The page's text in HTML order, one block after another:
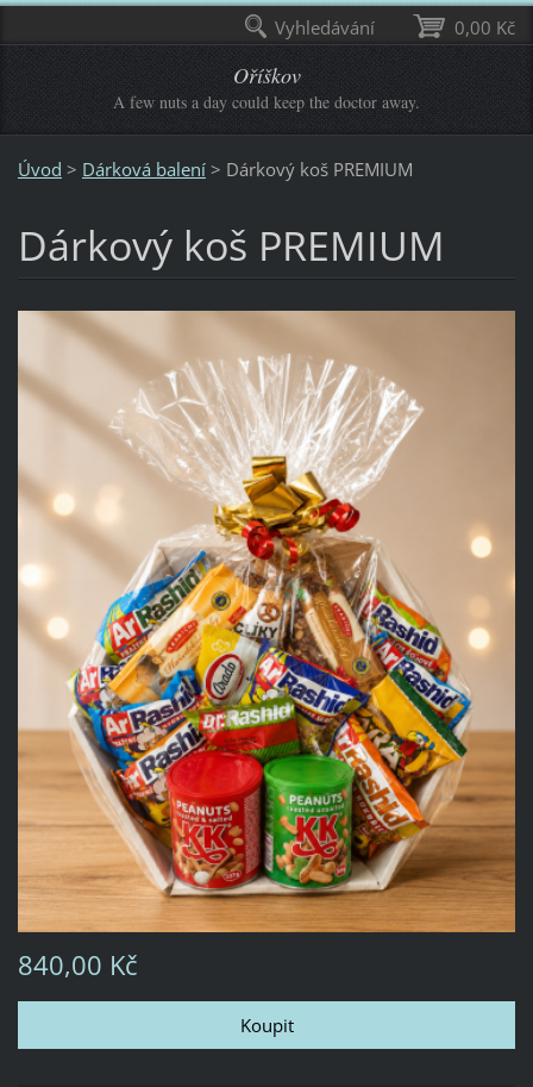
Oříškov
A few nuts a day could keep the doctor away.
Úvod > Dárková balení > Dárkový koš PREMIUM
Dárkový koš PREMIUM
840,00 Kč
0,00 Kč
Vyhledávání